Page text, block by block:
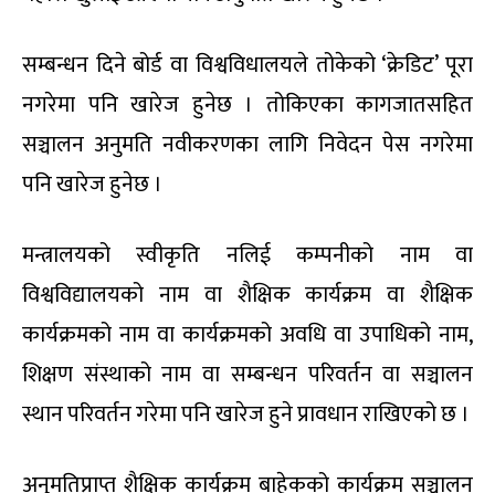
सम्बन्धन दिने बोर्ड वा विश्वविधालयले तोकेको ‘क्रेडिट’ पूरा
नगरेमा पनि खारेज हुनेछ । तोकिएका कागजातसहित
सञ्चालन अनुमति नवीकरणका लागि निवेदन पेस नगरेमा
पनि खारेज हुनेछ ।
मन्त्रालयको स्वीकृति नलिई कम्पनीको नाम वा
विश्वविद्यालयको नाम वा शैक्षिक कार्यक्रम वा शैक्षिक
कार्यक्रमको नाम वा कार्यक्रमको अवधि वा उपाधिको नाम,
शिक्षण संस्थाको नाम वा सम्बन्धन परिवर्तन वा सञ्चालन
स्थान परिवर्तन गरेमा पनि खारेज हुने प्रावधान राखिएको छ ।